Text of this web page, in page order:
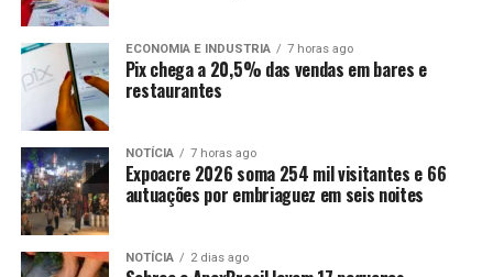
ECONOMIA E INDUSTRIA 7 horas ago
Pix chega a 20,5% das vendas em bares e
restaurantes
NOTÍCIA 7 horas ago
Expoacre 2026 soma 254 mil visitantes e 66
autuações por embriaguez em seis noites
NOTÍCIA 2 dias ago